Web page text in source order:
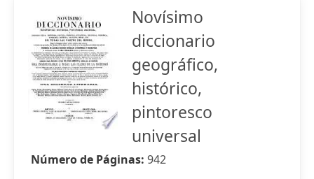
Novísimo
diccionario
geográfico,
histórico,
pintoresco
universal
Número de Páginas: 942